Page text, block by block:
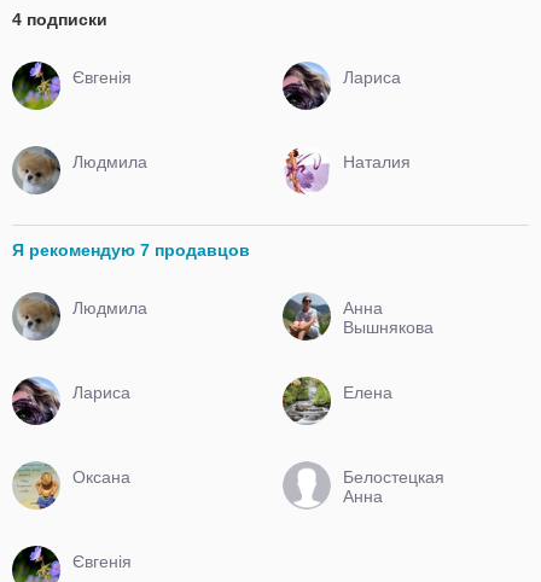
4 подписки
Євгенія Лариса
Людмила Наталия
Я рекомендую 7 продавцов
Людмила
Анна
Вышнякова
Лариса Елена
Оксана
Белостецкая
Анна
Євгенія